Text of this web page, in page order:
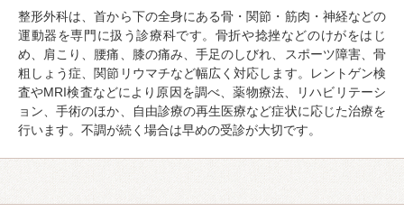
整形外科は、首から下の全身にある骨・関節・筋肉・神経などの
運動器を専門に扱う診療科です。骨折や捻挫などのけがをはじ
め、肩こり、腰痛、膝の痛み、手足のしびれ、スポーツ障害、骨
粗しょう症、関節リウマチなど幅広く対応します。レントゲン検
査やMRI検査などにより原因を調べ、薬物療法、リハビリテーシ
ョン、手術のほか、自由診療の再生医療など症状に応じた治療を
行います。不調が続く場合は早めの受診が大切です。